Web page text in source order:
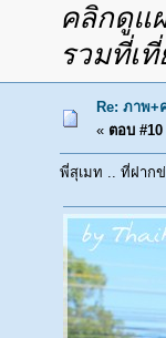
คลิกดูแ
รวมที่เ
Re: ภาพ+
« ตอบ #10
พี่สุเมท .. ที่ฝาก